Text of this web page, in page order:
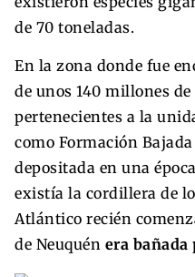
de 70 toneladas.
En la zona donde fue
de unos 140 millones
pertenecientes a la
como Formación
depositada en una
existía la cordillera de
Atlántico recién
de Neuquén era bañada